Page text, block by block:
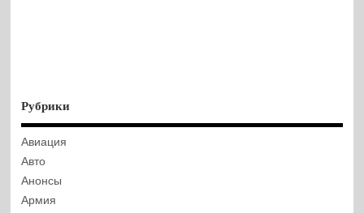
Рубрики
Авиация
Авто
Анонсы
Армия